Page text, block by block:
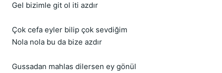
Gel bizimle git ol iti azdır
Çok cefa eyler bilip çok sevdiğim
Nola nola bu da bize azdır
Gussadan mahlas dilersen ey gönül